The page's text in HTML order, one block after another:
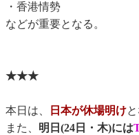
・香港情勢
などが重要となる。
★★★
本日は、 日本が休場明け
また、 明日(24日・木)には